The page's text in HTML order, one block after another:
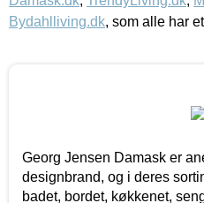
Bydahlliving.dk, som alle har
Georg Jensen Damask er
designbrand, og i deres
badet, bordet, køkkenet,